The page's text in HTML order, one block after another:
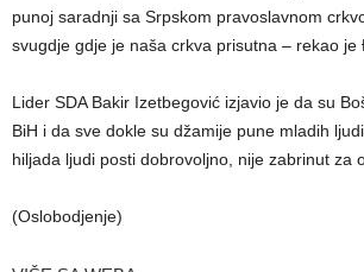
punoj saradnji sa Srpskom pravoslavnom
svugdje gdje je naša crkva prisutna – rekao je
Lider SDA Bakir Izetbegović izjavio je da su
BiH i da sve dokle su džamije pune mladih
hiljada ljudi posti dobrovoljno, nije zabrinut za
(Oslobodjenje)